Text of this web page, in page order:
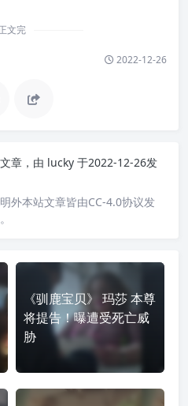
文完
2022-12-26
章，由 lucky 于2022-12-26发
外本站文章皆由CC-4.0协议发
《驯鹿宝贝》 玛莎 本尊
将提告！曝遭受死亡威
胁